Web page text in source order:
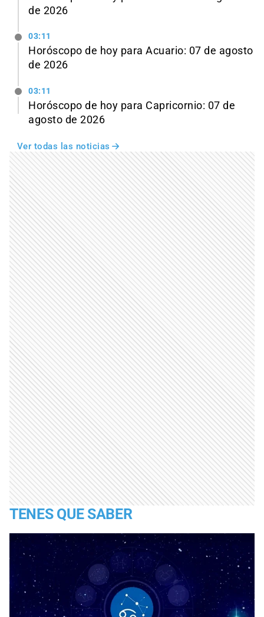
de 2026
03:11
Horóscopo de hoy para Acuario: 07 de agosto
de 2026
03:11
Horóscopo de hoy para Capricornio: 07 de
agosto de 2026
Ver todas las noticias
TENES QUE SABER